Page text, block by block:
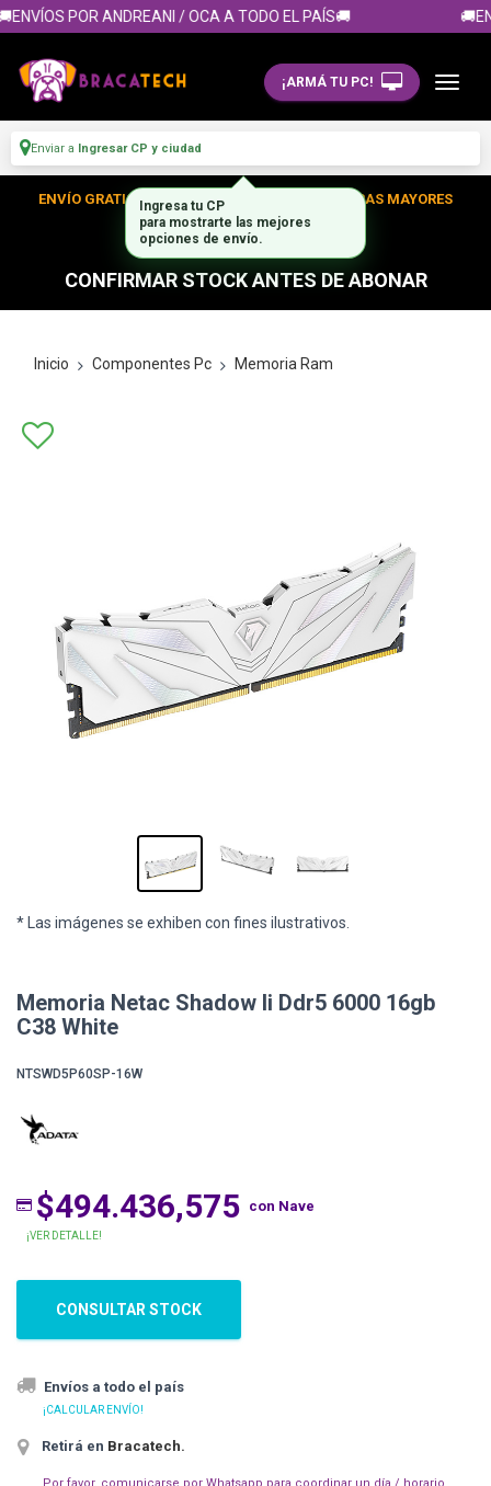
POR ANDREANI / OCA A TODO EL PAÍS🚚
¡ARMÁ TU PC!
Enviar a Ingresar CP y ciudad
ENVÍO GRATIS DENTRO DE CABA EN TUS COMPRAS MAYORES
A $300.000
CONFIRMAR STOCK ANTES DE ABONAR
Inicio Componentes Pc Memoria Ram
* Las imágenes se exhiben con fines ilustrativos.
Memoria Netac Shadow Ii Ddr5 6000 16gb
C38 White
NTSWD5P60SP-16W
$494.436,575 con Nave
¡VER DETALLE!
CONSULTAR STOCK
Envíos a todo el país
¡CALCULAR ENVÍO!
Retirá en Bracatech.
Por favor, comunicarse por Whatsapp para coordinar un día / horario
Ingresa tu CP
para mostrarte las mejores
opciones de envío.